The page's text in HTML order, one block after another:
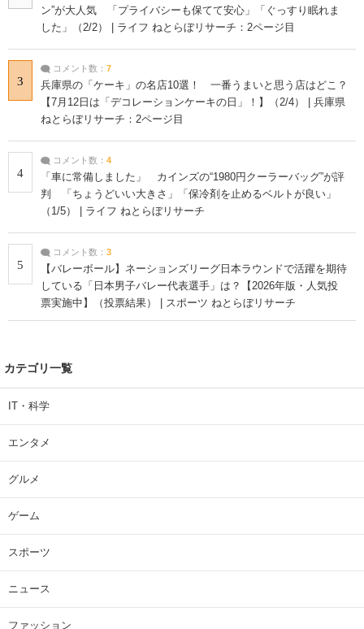
ン”が大人気 「プライバシーも保てて安心」「ぐっすり眠れま
した」（2/2） | ライフ ねとらぼリサーチ：2ページ目
3
コメント数： 7
兵庫県の「ケーキ」の名店10選！ 一番うまいと思う店はどこ？
【7月12日は「デコレーションケーキの日」！】（2/4） | 兵庫県
ねとらぼリサーチ：2ページ目
4
コメント数： 4
「車に常備しました」 カインズの“1980円クーラーバッグ”が評
判 「ちょうどいい大きさ」「保冷剤を止めるベルトが良い」
（1/5） | ライフ ねとらぼリサーチ
5
コメント数： 3
【バレーボール】ネーションズリーグ日本ラウンドで活躍を期待
している「日本男子バレー代表選手」は？【2026年版・人気投
票実施中】（投票結果） | スポーツ ねとらぼリサーチ
カテゴリ一覧
IT・科学
エンタメ
グルメ
ゲーム
スポーツ
ニュース
ファッション